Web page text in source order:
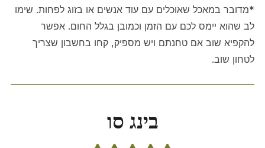
*מדובר במאכל שאוכלים עם עוד אנשים או בזוג לפחות. שימו
לב שהוא יימס לכם עם הזמן וכמובן בגלל החום. אפשר
להקפיא שוב אם טחנתם ויש מספיק, קחו בחשבון שצריך
לטחון שוב.
בינג סו